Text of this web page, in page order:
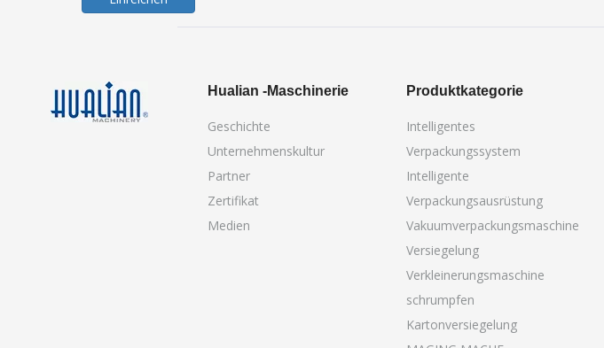
Hualian -Maschinerie
Geschichte
Unternehmenskultur
Partner
Zertifikat
Medien
Produktkategorie
Intelligentes
Verpackungssystem
Intelligente
Verpackungsausrüstung
Vakuumverpackungsmaschine
Versiegelung
Verkleinerungsmaschine
schrumpfen
Kartonversiegelung